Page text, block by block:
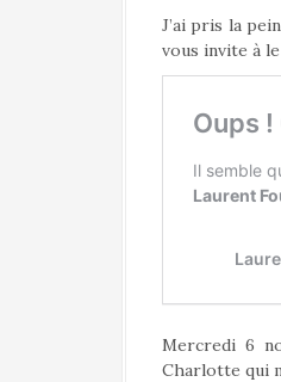
J’ai pris la
vous invite à
Mercredi 6
Charlotte qui